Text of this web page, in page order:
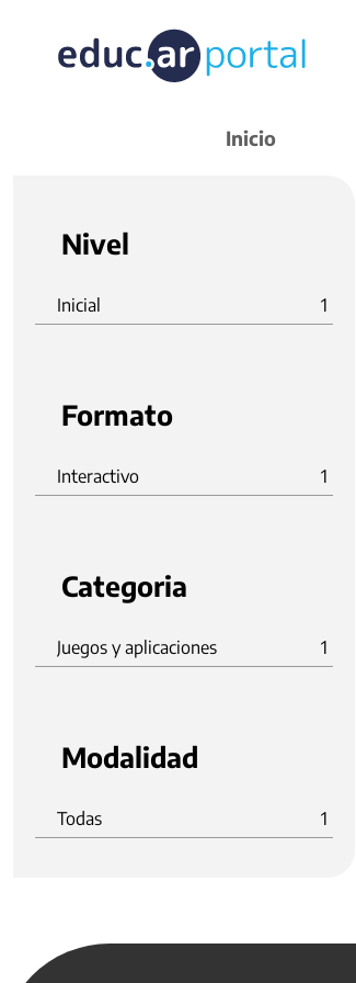
Inicio
Nivel
Inicial 1
Formato
Interactivo 1
Categoria
Juegos y aplicaciones 1
Modalidad
Todas 1